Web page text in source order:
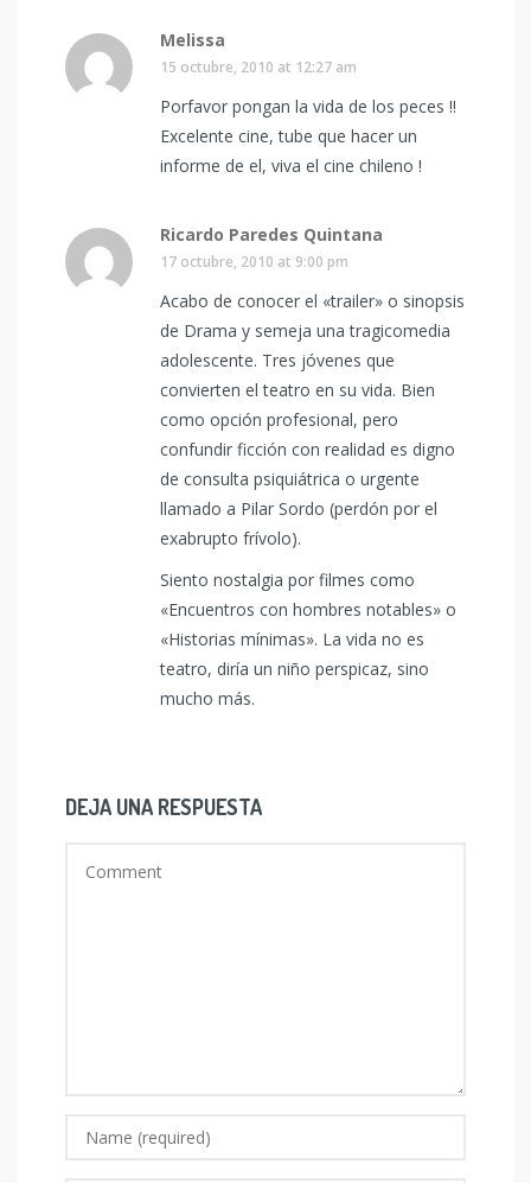
Melissa
15 octubre, 2010 at 12:27 am
Porfavor pongan la vida de los peces !!
Excelente cine, tube que hacer un
informe de el, viva el cine chileno !
Ricardo Paredes Quintana
17 octubre, 2010 at 9:00 pm
Acabo de conocer el «trailer» o sinopsis
de Drama y semeja una tragicomedia
adolescente. Tres jóvenes que
convierten el teatro en su vida. Bien
como opción profesional, pero
confundir ficción con realidad es digno
de consulta psiquiátrica o urgente
llamado a Pilar Sordo (perdón por el
exabrupto frívolo).
Siento nostalgia por filmes como
«Encuentros con hombres notables» o
«Historias mínimas». La vida no es
teatro, diría un niño perspicaz, sino
mucho más.
DEJA UNA RESPUESTA